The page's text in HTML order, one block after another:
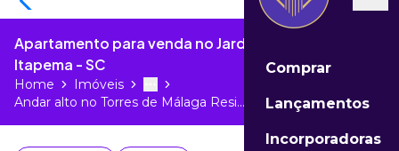
Comprar
Lançamentos
Incorporadoras
Apartamento para venda no Jardim Praia Mar de
Itapema - SC
Home Imóveis More
Toggle menu
Andar alto no Torres de Málaga Resi...